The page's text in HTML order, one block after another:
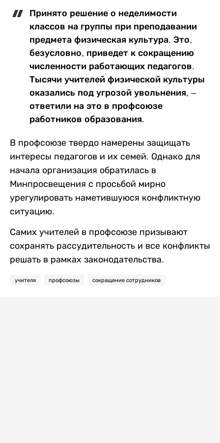
Принято решение о неделимости
классов на группы при преподавании
предмета физическая культура. Это,
безусловно, приведет к сокращению
численности работающих педагогов.
Тысячи учителей физической культуры
оказались под угрозой увольнения, –
ответили на это в профсоюзе
работников образования.
В профсоюзе твердо намерены защищать
интересы педагогов и их семей. Однако для
начала организация обратилась в
Минпросвещения с просьбой мирно
урегулировать наметившуюся конфликтную
ситуацию.
Самих учителей в профсоюзе призывают
сохранять рассудительность и все конфликты
решать в рамках законодательства.
учителя профсоюзы сокращение сотрудников